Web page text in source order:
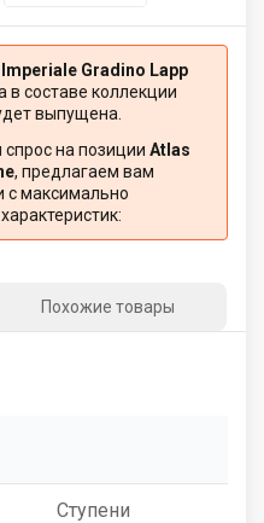
Gradino Lapp
в составе коллекции
выпущена.
на позиции Atlas
, предлагаем вам
с максимально
Похожие товары
Ступени